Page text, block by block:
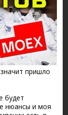
пришло
будет
нюансы и моя